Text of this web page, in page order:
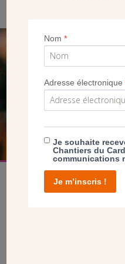
SEUL VOTRE DON
NOUS PERMET
Nom*
Adresse électronique
Je souhaite
Chantiers du
communications
Je m’inscris !